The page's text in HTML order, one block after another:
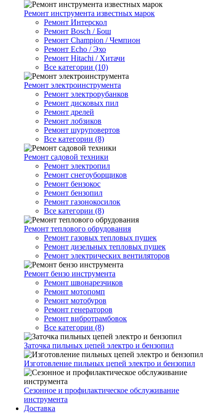
Ремонт инструмента известных марок
Ремонт Интерскол
Ремонт Bosch / Бош
Ремонт Champion / Чемпион
Ремонт Echo / Эхо
Ремонт Hitachi / Хитачи
Все категории (10)
Ремонт электроинструмента
Ремонт электрорубанков
Ремонт дисковых пил
Ремонт дрелей
Ремонт лобзиков
Ремонт шуруповертов
Все категории (8)
Ремонт садовой техники
Ремонт электропил
Ремонт снегоуборщиков
Ремонт бензокос
Ремонт бензопил
Ремонт газонокосилок
Все категории (8)
Ремонт теплового обрудования
Ремонт газовых тепловых пушек
Ремонт дизельных тепловых пушек
Ремонт электрических вентиляторов
Ремонт бензо инструмента
Ремонт швонарезчиков
Ремонт мотопомп
Ремонт мотобуров
Ремонт генераторов
Ремонт вибротрамбовок
Все категории (8)
Заточка пильных цепей электро и бензопил
Изготовление пильных цепей электро и бензопил
Сезонное и профилактическое обслуживание
инструмента
Доставка